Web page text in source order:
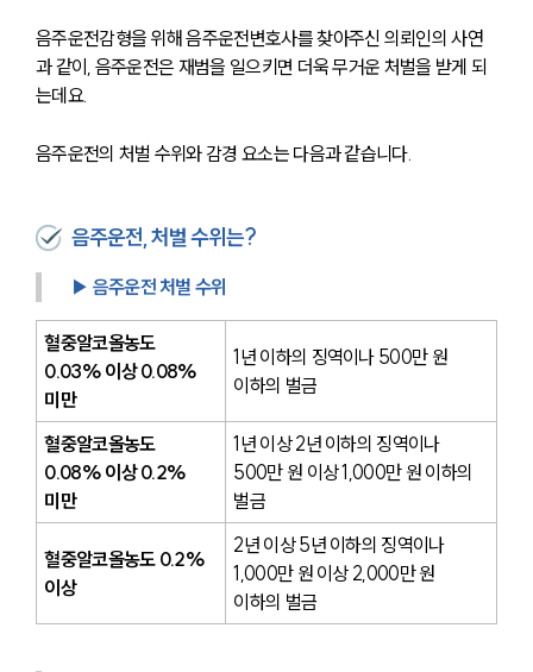
음주운전감형을 위해 음주운전변호사를 찾아주신 의뢰인의 사연
과 같이, 음주운전은 재범을 일으키면 더욱 무거운 처벌을 받게 되
는데요.
음주운전의 처벌 수위와 감경 요소는 다음과 같습니다.
음주운전, 처벌 수위는?
▶ 음주운전 처벌 수위
혈중알코올농도
0.03% 이상 0.08%
미만
1년 이하의 징역이나 500만 원
이하의 벌금
혈중알코올농도
0.08% 이상 0.2%
미만
1년 이상 2년 이하의 징역이나
500만 원 이상 1,000만 원 이하의
벌금
혈중알코올농도 0.2%
이상
2년 이상 5년 이하의 징역이나
1,000만 원 이상 2,000만 원
이하의 벌금